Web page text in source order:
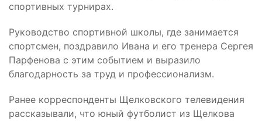
спортивных турнирах.
Руководство спортивной школы, где занимается
спортсмен, поздравило Ивана и его тренера Сергея
Парфенова с этим событием и выразило
благодарность за труд и профессионализм.
Ранее корреспонденты Щелковского телевидения
рассказывали, что юный футболист из Щелкова